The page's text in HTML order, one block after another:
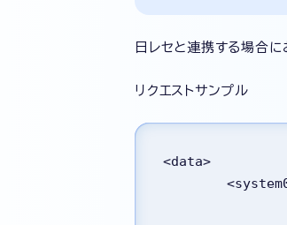
日レセと連携する場合
リクエストサンプル
<data>